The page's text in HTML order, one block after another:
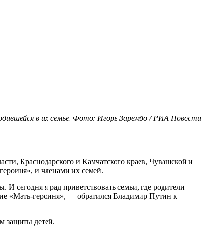
в их семье. Фото: Игорь Зарембо / РИА Новости
Краснодарского и Камчатского краев, Чувашской и
и членами их семей.
сегодня я рад приветствовать семьи, где родители
«Мать-героиня», — обратился Владимир Путин к
защиты детей.